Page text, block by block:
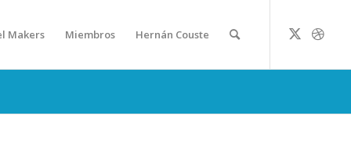
Makers Miembros Hernán Couste